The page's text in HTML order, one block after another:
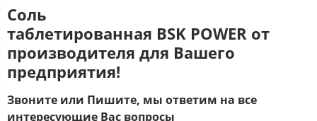
Соль
таблетированная BSK POWER от
производителя для Вашего
предприятия!
Звоните или Пишите, мы ответим на все
интересующие Вас вопросы